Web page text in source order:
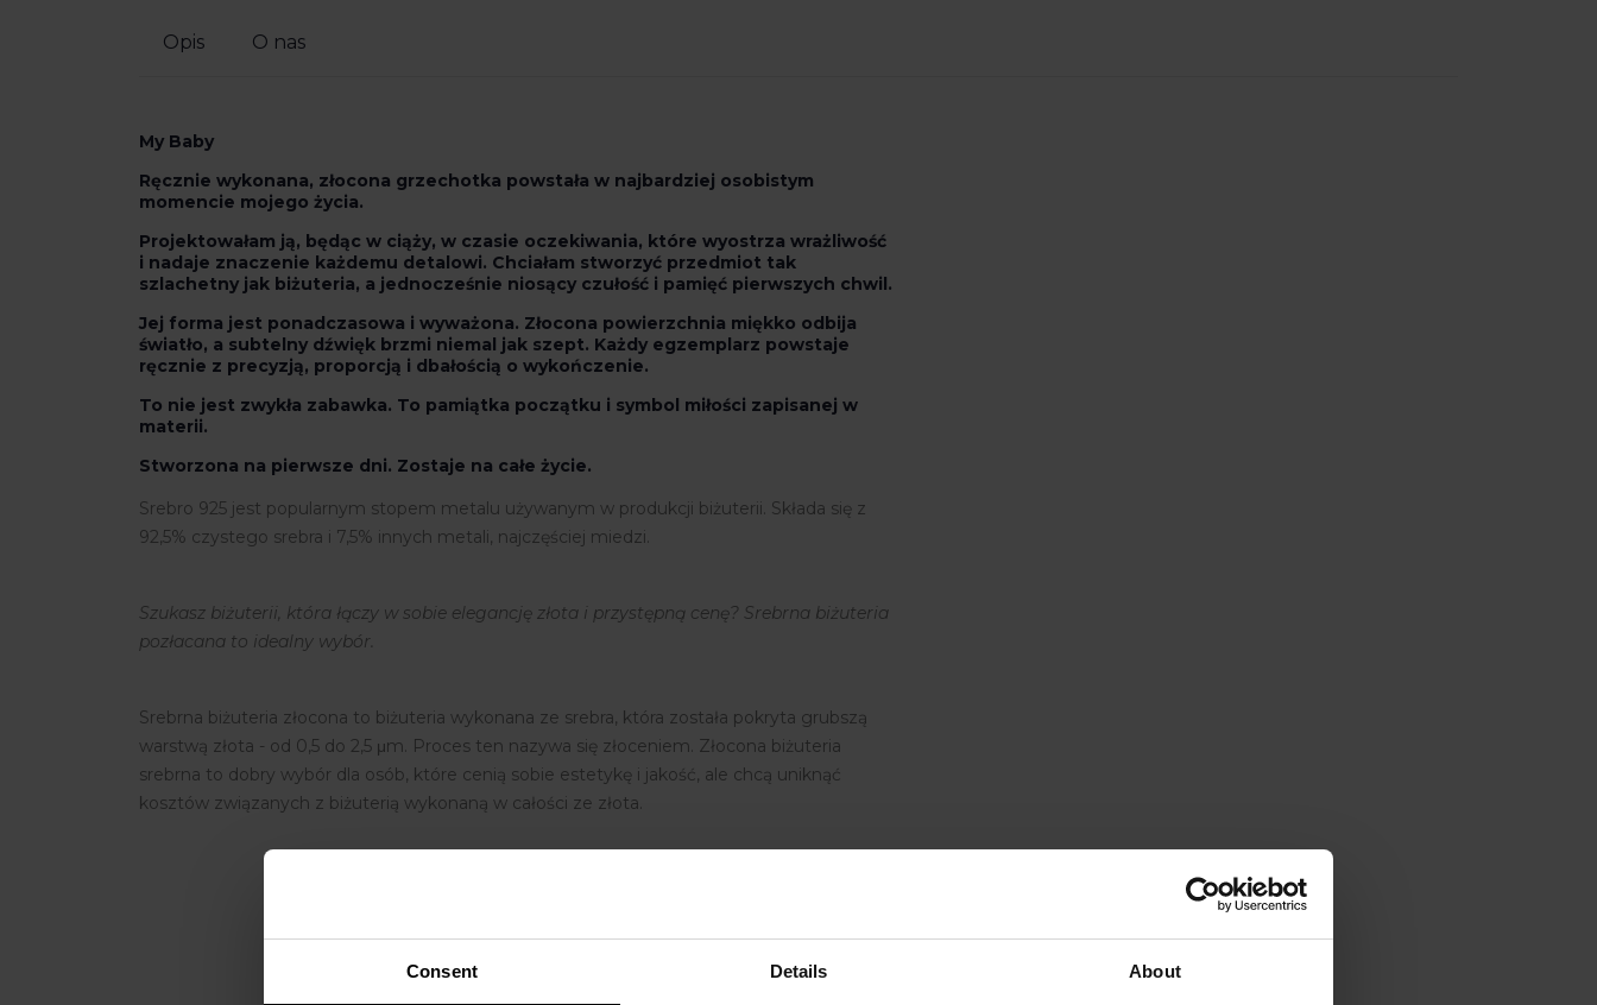
Consent Details About
Opis O nas
My Baby
Ręcznie wykonana, złocona grzechotka powstała w najbardziej osobistym
momencie mojego życia.
Projektowałam ją, będąc w ciąży, w czasie oczekiwania, które wyostrza wrażliwość
i nadaje znaczenie każdemu detalowi. Chciałam stworzyć przedmiot tak
szlachetny jak biżuteria, a jednocześnie niosący czułość i pamięć pierwszych chwil.
Jej forma jest ponadczasowa i wyważona. Złocona powierzchnia miękko odbija
światło, a subtelny dźwięk brzmi niemal jak szept. Każdy egzemplarz powstaje
ręcznie z precyzją, proporcją i dbałością o wykończenie.
To nie jest zwykła zabawka. To pamiątka początku i symbol miłości zapisanej w
materii.
Stworzona na pierwsze dni. Zostaje na całe życie.
Srebro 925 jest popularnym stopem metalu używanym w produkcji biżuterii. Składa się z
92,5% czystego srebra i 7,5% innych metali, najczęściej miedzi.
Szukasz biżuterii, która łączy w sobie elegancję złota i przystępną cenę? Srebrna biżuteria
pozłacana to idealny wybór.
Srebrna biżuteria złocona to biżuteria wykonana ze srebra, która została pokryta grubszą
warstwą złota - od 0,5 do 2,5 μm. Proces ten nazywa się złoceniem. Złocona biżuteria
srebrna to dobry wybór dla osób, które cenią sobie estetykę i jakość, ale chcą uniknąć
kosztów związanych z biżuterią wykonaną w całości ze złota.